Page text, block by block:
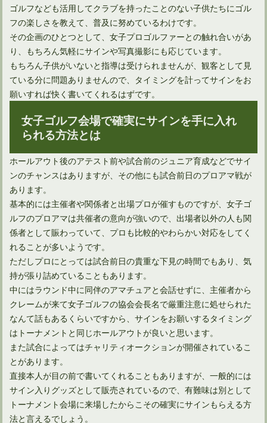
ゴルフのルールによるワンクラブの測り方を知っていますか？
ゴルフの服装でTシャツ排除の理由を知っても励行しますか？
ゴルフラウンド中にショットの打数制限はあるか？ないのか？
ゴルフに存在する暗黙のルールは「ラウンド中に帽子を被る」
ゴルフ場の服装マナーではスニーカーはOKなのかNGなのか
ゴルフラウンドでハーフプレーにどのくらい時間を掛けてる？
ゴルフなども活用してクラブを持ったことのない子供たちにゴル
フの楽しさを教えて、普及に努めているわけです。
その企画のひとつとして、女子プロゴルファーとの触れ合いがあ
り、もちろん気軽にサインや写真撮影にも応じています。
もちろん子供がいないと指導は受けられませんが、観客として見
ている分に問題ありませんので、タイミングを計ってサインをお
願いすれば快く書いてくれるはずです。
女子ゴルフ会場で確実にサインを手に入れ
られる方法とは
ホールアウト後のアテスト前や試合前のジュニア育成などでサイ
ンのチャンスはありますが、その他にも試合前日のプロアマ戦が
あります。
基本的には主催者や関係者と出場プロが催すものですが、女子ゴ
ルフのプロアマは共催者の意向が強いので、出場者以外の人も関
係者として賑わっていて、プロも比較的やわらかい対応をしてく
れることが多いようです。
ただしプロにとっては試合前日の貴重な下見の時間でもあり、気
持が張り詰めていることもあります。
中にはラウンド中に同伴のアマチュアと会話せずに、主催者から
クレームが来て女子ゴルフの協会会長名で厳重注意に処せられた
なんて話もあるくらいですから、サインをお願いするタイミング
はトーナメントと同じホールアウトが良いと思います。
また試合によってはチャリティオークションが開催されているこ
とがあります。
直接本人が目の前で書いてくれることもありますが、一般的には
サイン入りグッズとして販売されているので、有難味は別として
トーナメント会場に来場したからこその確実にサインもらえる方
法と言えるでしょう。